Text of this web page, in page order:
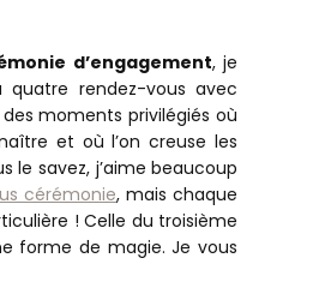
d’engagement, je
quatre rendez-vous avec
moments privilégiés où
et où l’on creuse les
le savez, j’aime beaucoup
cérémonie, mais chaque
! Celle du troisième
forme de magie. Je vous